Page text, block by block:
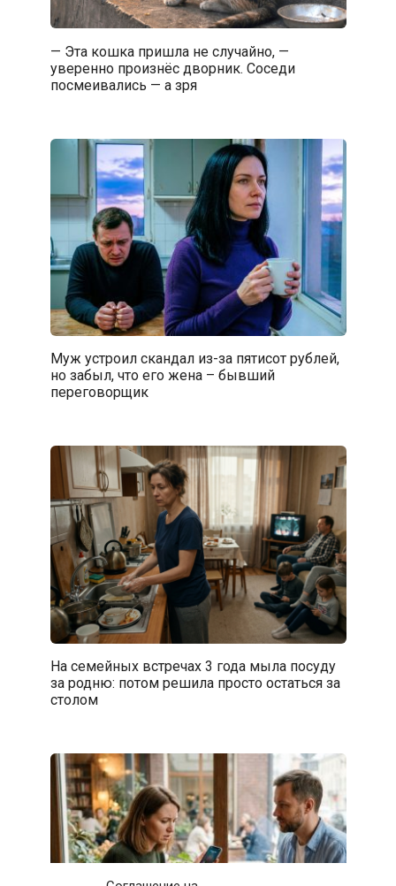
— Эта кошка пришла не случайно, —
уверенно произнёс дворник. Соседи
посмеивались — а зря
Муж устроил скандал из-за пятисот рублей,
но забыл, что его жена – бывший
переговорщик
На семейных встречах 3 года мыла посуду
за родню: потом решила просто остаться за
столом